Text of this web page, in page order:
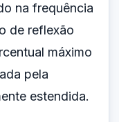
na frequência
de reflexão
máximo
pela
estendida.